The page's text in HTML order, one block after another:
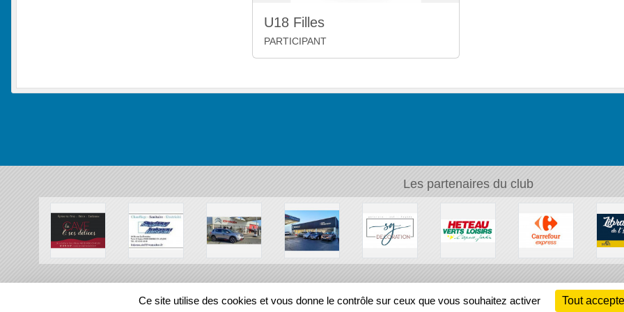
U18 Filles
PARTICIPANT
Les partenaires du club
REGIONS
Ce site utilise des cookies et vous donne le contrôle sur ceux que vous souhaitez activer Tout